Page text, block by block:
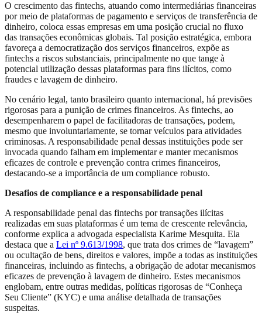
O crescimento das fintechs, atuando como intermediárias financeiras
por meio de plataformas de pagamento e serviços de transferência de
dinheiro, coloca essas empresas em uma posição crucial no fluxo
das transações econômicas globais. Tal posição estratégica, embora
favoreça a democratização dos serviços financeiros, expõe as
fintechs a riscos substanciais, principalmente no que tange à
potencial utilização dessas plataformas para fins ilícitos, como
fraudes e lavagem de dinheiro.
No cenário legal, tanto brasileiro quanto internacional, há previsões
rigorosas para a punição de crimes financeiros. As fintechs, ao
desempenharem o papel de facilitadoras de transações, podem,
mesmo que involuntariamente, se tornar veículos para atividades
criminosas. A responsabilidade penal dessas instituições pode ser
invocada quando falham em implementar e manter mecanismos
eficazes de controle e prevenção contra crimes financeiros,
destacando-se a importância de um compliance robusto.
Desafios de compliance e a responsabilidade penal
A responsabilidade penal das fintechs por transações ilícitas
realizadas em suas plataformas é um tema de crescente relevância,
conforme explica a advogada especialista Karime Mesquita. Ela
destaca que a Lei nº 9.613/1998, que trata dos crimes de “lavagem”
ou ocultação de bens, direitos e valores, impõe a todas as instituições
financeiras, incluindo as fintechs, a obrigação de adotar mecanismos
eficazes de prevenção à lavagem de dinheiro. Estes mecanismos
englobam, entre outras medidas, políticas rigorosas de “Conheça
Seu Cliente” (KYC) e uma análise detalhada de transações
suspeitas.